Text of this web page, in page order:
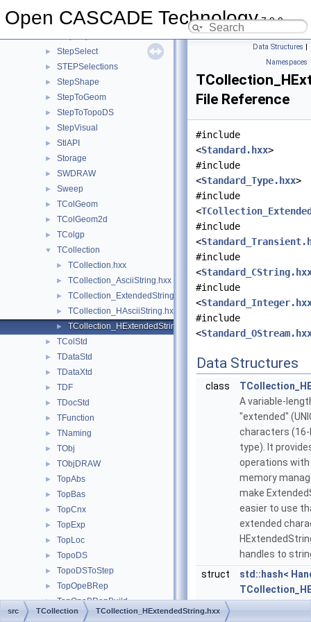
Open CASCADE Technology7.9.0
StepKinematics
► StepSelect
► STEPSelections
► StepShape
► StepToGeom
► StepToTopoDS
► StepVisual
► StlAPI
► Storage
► SWDRAW
► Sweep
► TColGeom
► TColGeom2d
► TColgp
▼ TCollection
► TCollection.hxx
► TCollection_AsciiString.hxx
► TCollection_ExtendedString.hxx
► TCollection_HAsciiString.hxx
► TCollection_HExtendedString.hxx
► TColStd
► TDataStd
► TDataXtd
► TDF
► TDocStd
► TFunction
► TNaming
► TObj
► TObjDRAW
► TopAbs
► TopBas
► TopCnx
► TopExp
► TopLoc
► TopoDS
► TopoDSToStep
► TopOpeBRep
► TopOpeBRepBuild
► TopOpeBRepDS
Data Structures |
Namespaces
File Reference
#include
<Standard.hxx>
#include
<Standard_Type.hxx>
#include
<
#include
<
#include
<
#include
<
#include
<
Data Structures
class
A variable-
"extended"
characters
type). It
operations
memory
make
easier to use
extended
handles to
struct
std::hash<
src TCollection TCollection_HExtendedString.hxx